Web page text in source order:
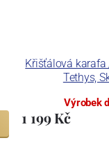
Křišťálová
Tethys,
Výrobek
1 199 Kč